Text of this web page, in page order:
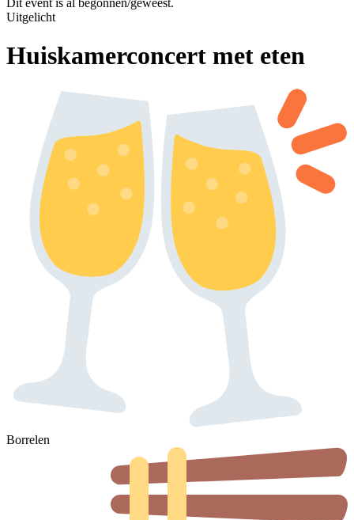
Dit event is al begonnen/geweest.
Uitgelicht
Huiskamerconcert met eten
Borrelen